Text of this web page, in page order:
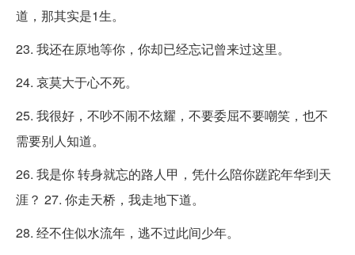
道，那其实是1生。
23. 我还在原地等你，你却已经忘记曾来过这里。
24. 哀莫大于心不死。
25. 我很好，不吵不闹不炫耀，不要委屈不要嘲笑，也不
需要别人知道。
26. 我是你 转身就忘的路人甲，凭什么陪你蹉跎年华到天
涯？ 27. 你走天桥，我走地下道。
28. 经不住似水流年，逃不过此间少年。